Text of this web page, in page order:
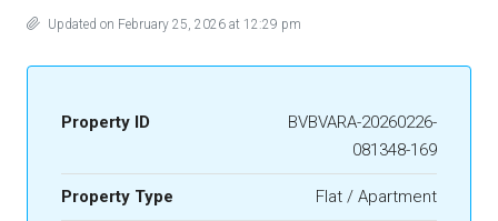
Updated on February 25, 2026 at 12:29 pm
Property ID
BVBVARA-20260226-
081348-169
Property Type Flat / Apartment